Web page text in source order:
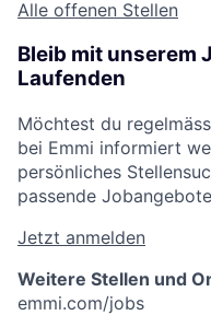
Alle offenen Stellen
Bleib mit unserem
Laufenden
Möchtest du
bei Emmi informiert
persönliches
passende
Jetzt anmelden
Weitere Stellen und
emmi.com/jobs